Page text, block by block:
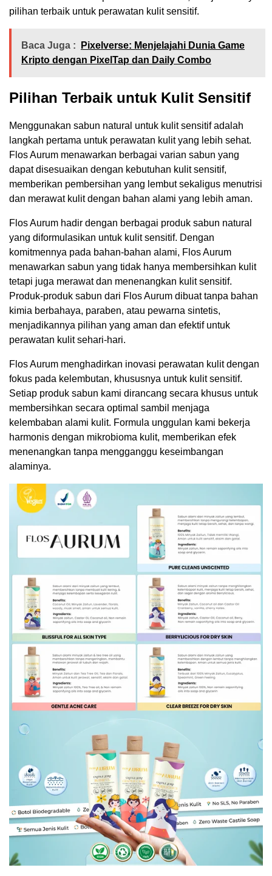
pilihan terbaik untuk perawatan kulit sensitif.
Baca Juga :
Pixelverse: Menjelajahi Dunia Game
Kripto dengan PixelTap dan Daily Combo
Pilihan Terbaik untuk Kulit Sensitif
Menggunakan sabun natural untuk kulit sensitif adalah
langkah pertama untuk perawatan kulit yang lebih sehat.
Flos Aurum menawarkan berbagai varian sabun yang
dapat disesuaikan dengan kebutuhan kulit sensitif,
memberikan pembersihan yang lembut sekaligus menutrisi
dan merawat kulit dengan bahan alami yang lebih aman.
Flos Aurum hadir dengan berbagai produk sabun natural
yang diformulasikan untuk kulit sensitif. Dengan
komitmennya pada bahan-bahan alami, Flos Aurum
menawarkan sabun yang tidak hanya membersihkan kulit
tetapi juga merawat dan menenangkan kulit sensitif.
Produk-produk sabun dari Flos Aurum dibuat tanpa bahan
kimia berbahaya, paraben, atau pewarna sintetis,
menjadikannya pilihan yang aman dan efektif untuk
perawatan kulit sehari-hari.
Flos Aurum menghadirkan inovasi perawatan kulit dengan
fokus pada kelembutan, khususnya untuk kulit sensitif.
Setiap produk sabun kami dirancang secara khusus untuk
membersihkan secara optimal sambil menjaga
kelembaban alami kulit. Formula unggulan kami bekerja
harmonis dengan mikrobioma kulit, memberikan efek
menenangkan tanpa mengganggu keseimbangan
alaminya.